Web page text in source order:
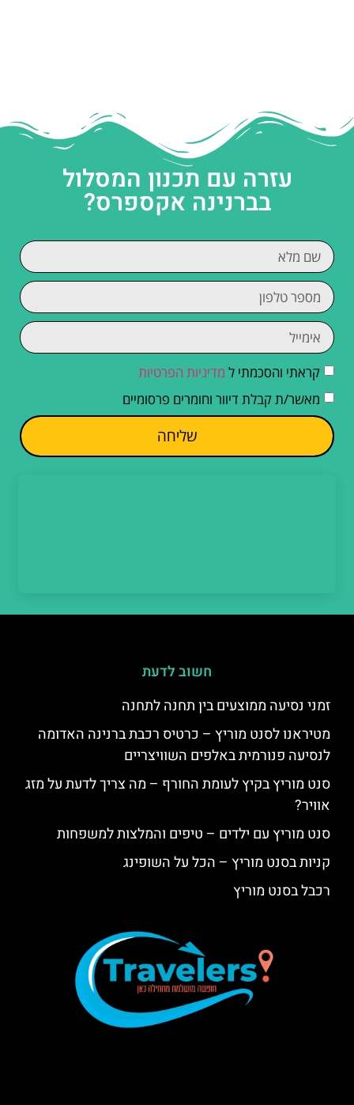
עזרה עם תכנון המסלול
בברנינה אקספרס?
קראתי והסכמתי ל מדיניות הפרטיות
מאשר/ת קבלת דיוור וחומרים פרסומיים
שליחה
חשוב לדעת
זמני נסיעה ממוצעים בין תחנה לתחנה
מטיראנו לסנט מוריץ – כרטיס רכבת ברנינה האדומה
לנסיעה פנורמית באלפים השוויצריים
סנט מוריץ בקיץ לעומת החורף – מה צריך לדעת על מזג
אוויר?
סנט מוריץ עם ילדים – טיפים והמלצות למשפחות
קניות בסנט מוריץ – הכל על השופינג
רכבל בסנט מוריץ